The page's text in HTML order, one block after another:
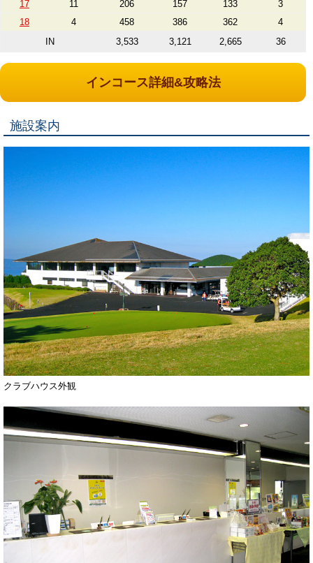
17 11 206 157 133
3
18
4 458 386 362
4
IN
3,533 3,121 2,665 36
インコース詳細&攻略法
施設案内
クラブハウス外観